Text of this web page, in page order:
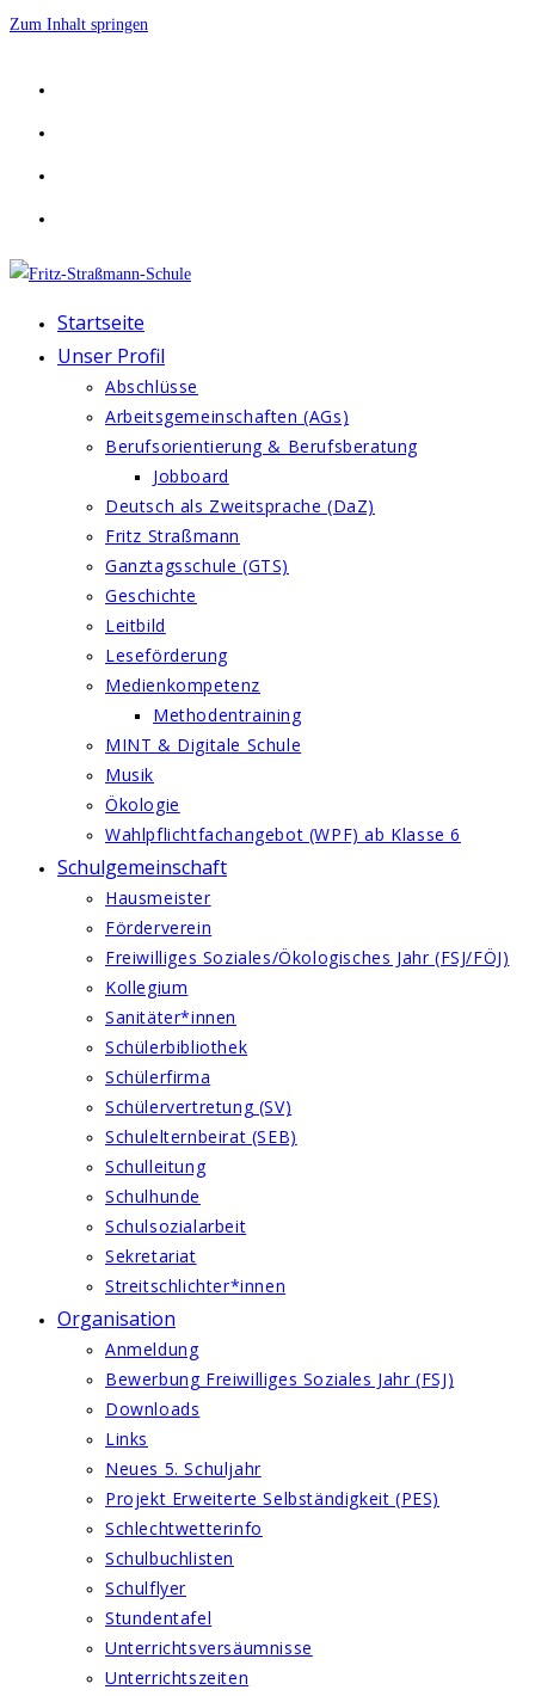
Zum Inhalt springen
Startseite
Unser Profil
Abschlüsse
Arbeitsgemeinschaften (AGs)
Berufsorientierung & Berufsberatung
Jobboard
Deutsch als Zweitsprache (DaZ)
Fritz Straßmann
Ganztagsschule (GTS)
Geschichte
Leitbild
Leseförderung
Medienkompetenz
Methodentraining
MINT & Digitale Schule
Musik
Ökologie
Wahlpflichtfachangebot (WPF) ab Klasse 6
Schulgemeinschaft
Hausmeister
Förderverein
Freiwilliges Soziales/Ökologisches Jahr (FSJ/FÖJ)
Kollegium
Sanitäter*innen
Schülerbibliothek
Schülerfirma
Schülervertretung (SV)
Schulelternbeirat (SEB)
Schulleitung
Schulhunde
Schulsozialarbeit
Sekretariat
Streitschlichter*innen
Organisation
Anmeldung
Bewerbung Freiwilliges Soziales Jahr (FSJ)
Downloads
Links
Neues 5. Schuljahr
Projekt Erweiterte Selbständigkeit (PES)
Schlechtwetterinfo
Schulbuchlisten
Schulflyer
Stundentafel
Unterrichtsversäumnisse
Unterrichtszeiten